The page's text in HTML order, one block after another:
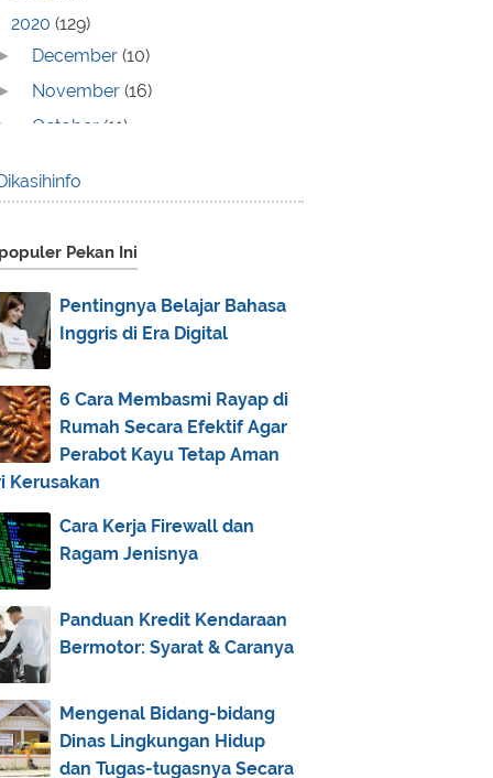
2020 (129)
December(10)
November(16)
October (11)
August(13)
June(13)
► May(5)
April(9)
March
Menghormati dan Menyayangi
Orang Tua dan Guru
Keunggulan Popbela.com Jika
Dibandingkan dengan Si...
Lakukan 5 Hal Berikut Ini Sebelum
Beli Mobil Bekas
Harga HP iPhone 6 Beserta Fitur
Unggulannya
Cara Memutihkan Wajah Pria
dengan Bahan Alami
Wujudkan Niat Naik Haji dengan
Menabung di Bank Sy...
Manfaat Aplikasi Payroll untuk
Pekan Ini
Pentingnya Belajar Bahasa
Inggris di Era Digital
6 Cara Membasmi Rayap di
Rumah Secara Efektif Agar
Perabot Kayu Tetap Aman
Kerusakan
Cara Kerja Firewall dan
Ragam Jenisnya
Panduan Kredit Kendaraan
Bermotor: Syarat & Caranya
Mengenal Bidang-bidang
Dinas Lingkungan Hidup
dan Tugas-tugasnya Secara